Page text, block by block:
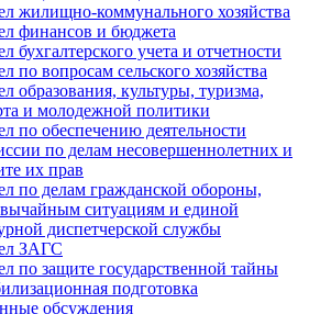
жилищно-коммунального хозяйства
финансов и бюджета
бухгалтерского учета и отчетности
по вопросам сельского хозяйства
образования, культуры, туризма,
и молодежной политики
по обеспечению деятельности
по делам несовершеннолетних и
их прав
по делам гражданской обороны,
ситуациям и единой
диспетчерской службы
ЗАГС
по защите государственной тайны
подготовка
обсуждения